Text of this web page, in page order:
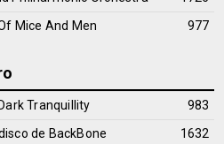
Mice And Men
977
Tranquillity
983
de BackBone
1632